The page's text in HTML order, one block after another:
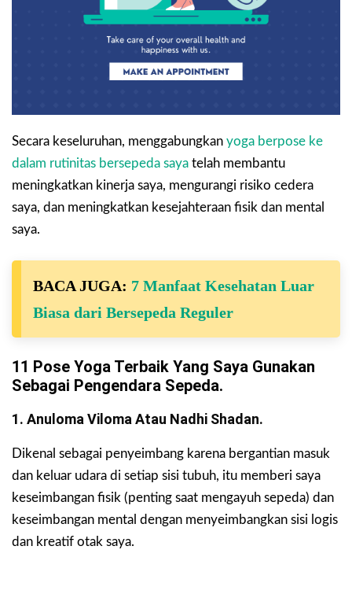
Secara keseluruhan, menggabungkan yoga berpose ke
dalam rutinitas bersepeda saya telah membantu
meningkatkan kinerja saya, mengurangi risiko cedera
saya, dan meningkatkan kesejahteraan fisik dan mental
saya.
BACA JUGA: 7 Manfaat Kesehatan Luar
Biasa dari Bersepeda Reguler
11 Pose Yoga Terbaik Yang Saya Gunakan
Sebagai Pengendara Sepeda.
1. Anuloma Viloma Atau Nadhi Shadan.
Dikenal sebagai penyeimbang karena bergantian masuk
dan keluar udara di setiap sisi tubuh, itu memberi saya
keseimbangan fisik (penting saat mengayuh sepeda) dan
keseimbangan mental dengan menyeimbangkan sisi logis
dan kreatif otak saya.